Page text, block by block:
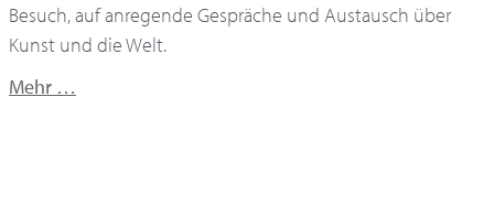
Besuch, auf anregende Gespräche und Austausch über
Kunst und die Welt.
Mehr …